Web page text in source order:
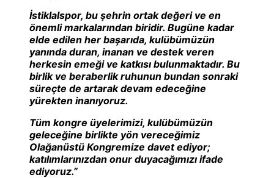
İstiklalspor, bu şehrin ortak değeri ve en
önemli markalarından biridir. Bugüne kadar
elde edilen her başarıda, kulübümüzün
yanında duran, inanan ve destek veren
herkesin emeği ve katkısı bulunmaktadır. Bu
birlik ve beraberlik ruhunun bundan sonraki
süreçte de artarak devam edeceğine
yürekten inanıyoruz.
Tüm kongre üyelerimizi, kulübümüzün
geleceğine birlikte yön vereceğimiz
Olağanüstü Kongremize davet ediyor;
katılımlarınızdan onur duyacağımızı ifade
ediyoruz.”